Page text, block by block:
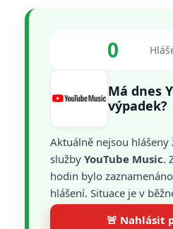
0
Má dnes
výpadek?
Aktuálně nejsou
služby YouTube Music.
hodin bylo
hlášení. Situace je v
🚨 Nahlásit